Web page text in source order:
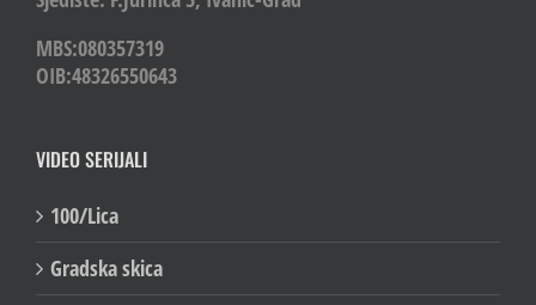
MBS:080357319
OIB:48326550643
VIDEO SERIJALI
100/Lica
Gradska skica